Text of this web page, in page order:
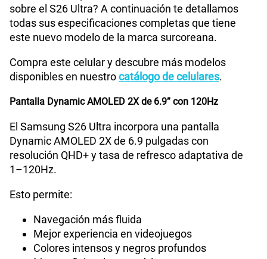
Cámara de fotos Frontal 12MP
Radio FM
Capacidad Memoria Interna
GPS
sobre el S26 Ultra? A continuación te detallamos
todas sus especificaciones completas que tiene
este nuevo modelo de la marca surcoreana.
Compra este celular y descubre más modelos
disponibles en nuestrocatálogo de celulares.
Pantalla Dynamic AMOLED 2X de 6.9” con 120Hz
El Samsung S26 Ultra incorpora una pantalla
Dynamic AMOLED 2X de 6.9 pulgadas con
resolución QHD+ y tasa de refresco adaptativa de
1–120Hz.
Esto permite:
Navegación más fluida
Mejor experiencia en videojuegos
Colores intensos y negros profundos